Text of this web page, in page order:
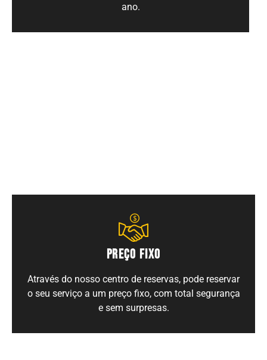
ano.
PREÇO FIXO
Através do nosso centro de reservas, pode reservar
o seu serviço a um preço fixo, com total segurança
e sem surpresas.